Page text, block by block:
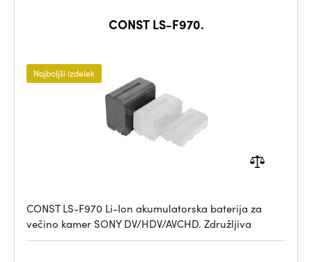
CONST LS-F970.
Najboljši izdelek
CONST LS-F970 Li-Ion akumulatorska baterija za
večino kamer SONY DV/HDV/AVCHD. Združljiva